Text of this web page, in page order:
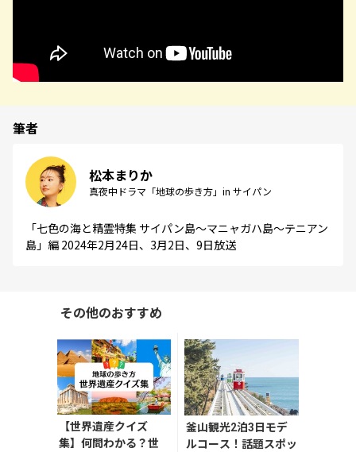
筆者
松本まりか
真夜中ドラマ「地球の歩き方」in サイパン
「七色の海と精霊特集 サイパン島～マニャガハ島～テニアン
島」編 2024年2月24日、3月2日、9日放送
その他のおすすめ
【世界遺産クイズ
集】何問わかる？世
釜山観光2泊3日モデ
ルコース！話題スポッ